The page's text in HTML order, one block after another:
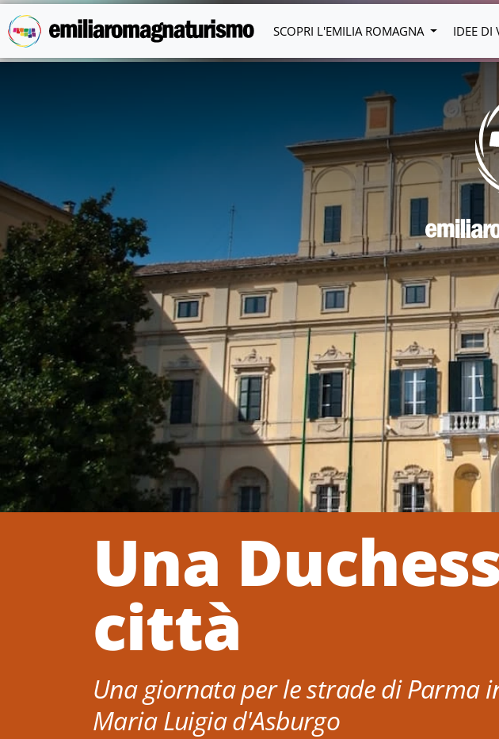
Vai al contenuto principale
SCOPRI L'EMILIA ROMAGNA IDEE DI
Una
città
Una giornata per le strade di Parma
Maria Luigia d'Asburgo